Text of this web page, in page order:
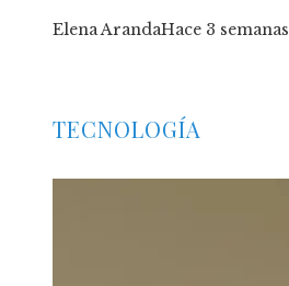
Elena ArandaHace 3 semanas
TECNOLOGÍA